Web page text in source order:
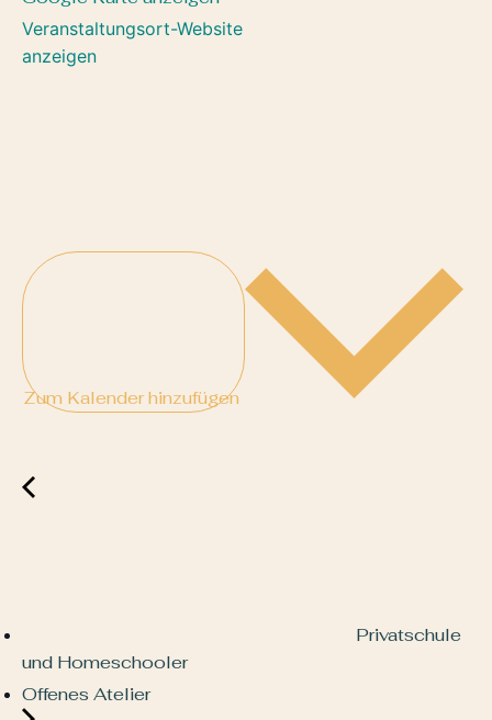
Veranstaltungsort-Website
anzeigen
Zum Kalender hinzufügen
Privatschule
und Homeschooler
Offenes Atelier